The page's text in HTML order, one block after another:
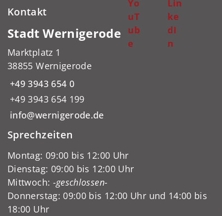
Yo
uT
ub
e
Lin
ke
dI
n
Kontakt
Stadt Wernigerode
Marktplatz 1
38855 Wernigerode
+49 3943 654 0
+49 3943 654 199
info@wernigerode.de
Sprechzeiten
Montag: 09:00 bis 12:00 Uhr
Dienstag: 09:00 bis 12:00 Uhr
Mittwoch: -geschlossen-
Donnerstag: 09:00 bis 12:00 Uhr und 14:00 bis
18:00 Uhr